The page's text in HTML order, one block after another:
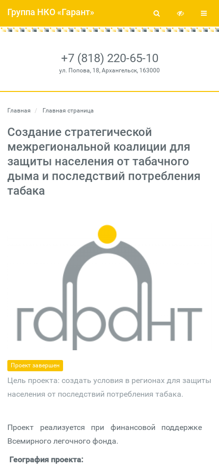
+7 (818) 220-65-10
ул. Попова, 18, Архангельск, 163000
Группа НКО «Гарант»
Главная Главная страница
Создание стратегической
межрегиональной коалиции для
защиты населения от табачного
дыма и последствий потребления
табака
Проект завершен
Цель проекта: создать условия в регионах для защиты
населения от последствий потребления табака.
Проект реализуется при финансовой поддержке
Всемирного легочного фонда.
География проекта: